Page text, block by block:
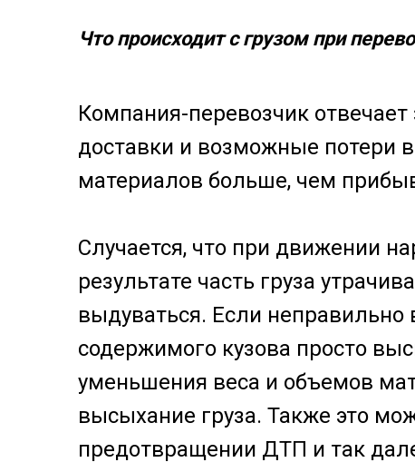
Компания-перевозчик отвечает
доставки и возможные потери
материалов больше, чем
Случается, что при движении
результате часть груза
выдуваться. Если неправильно
содержимого кузова просто
уменьшения веса и объемов
высыхание груза. Также это
предотвращении ДТП и так
Что происходит с грузом при